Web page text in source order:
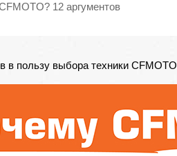
12 аргументов
в пользу выбора техники CFMOTO